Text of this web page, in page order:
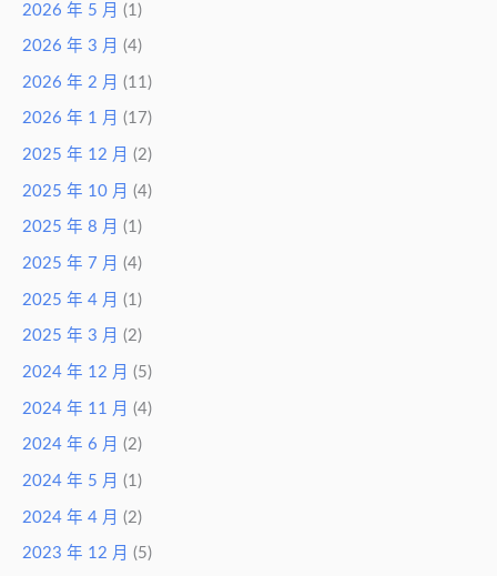
2026 年 5 月 (1)
2026 年 3 月 (4)
2026 年 2 月 (11)
2026 年 1 月 (17)
2025 年 12 月 (2)
2025 年 10 月 (4)
2025 年 8 月 (1)
2025 年 7 月 (4)
2025 年 4 月 (1)
2025 年 3 月 (2)
2024 年 12 月 (5)
2024 年 11 月 (4)
2024 年 6 月 (2)
2024 年 5 月 (1)
2024 年 4 月 (2)
2023 年 12 月 (5)